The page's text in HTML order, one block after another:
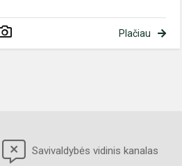
Plačiau
Savivaldybės vidinis kanalas